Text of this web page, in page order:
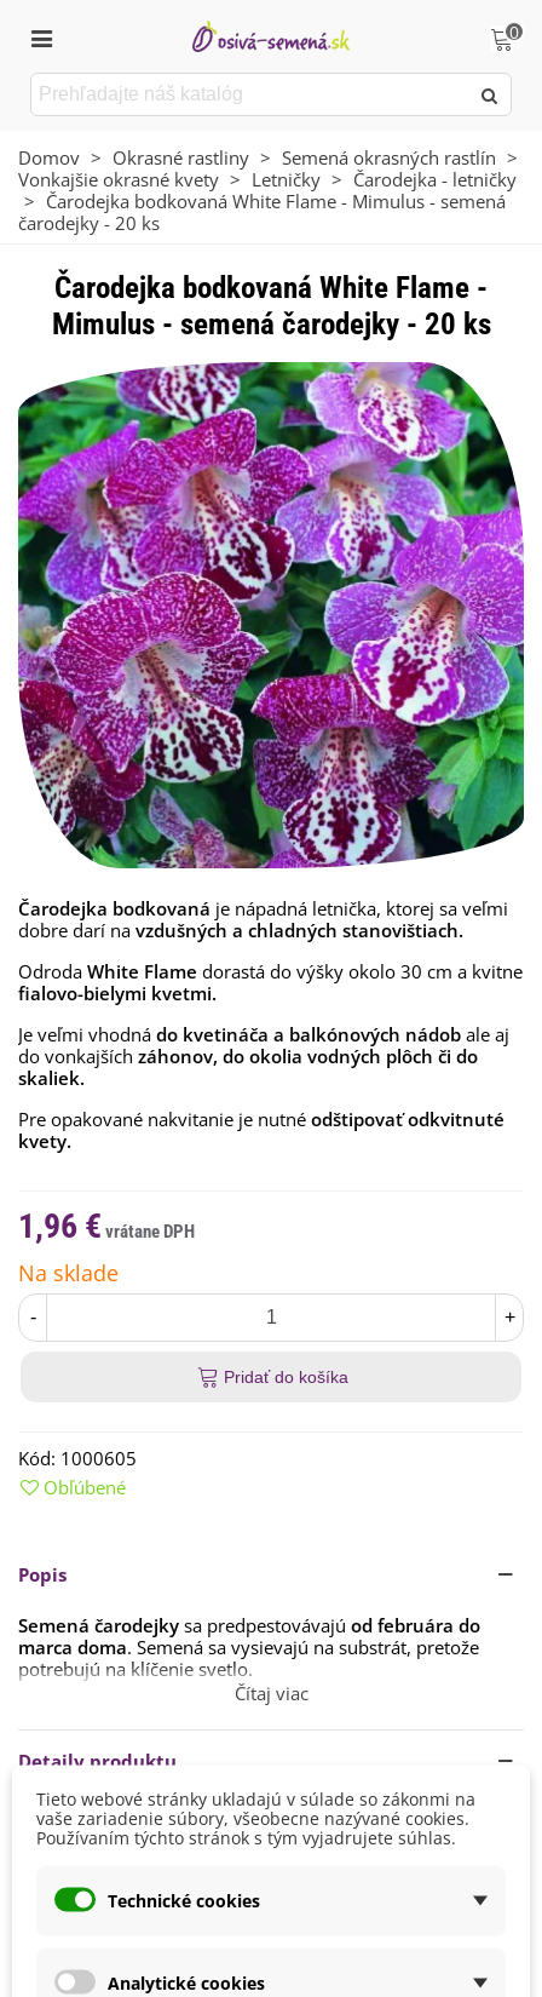
0
Domov > Okrasné rastliny > Semená okrasných rastlín >
Vonkajšie okrasné kvety > Letničky > Čarodejka - letničky
> Čarodejka bodkovaná White Flame - Mimulus - semená
čarodejky - 20 ks
Čarodejka bodkovaná White Flame -
Mimulus - semená čarodejky - 20 ks
Čarodejka bodkovaná je nápadná letnička, ktorej sa veľmi
dobre darí na vzdušných a chladných stanovištiach.
Odroda White Flame dorastá do výšky okolo 30 cm a kvitne
fialovo-bielymi kvetmi.
Je veľmi vhodná do kvetináča a balkónových nádob ale aj
do vonkajších záhonov, do okolia vodných plôch či do
skaliek.
Pre opakované nakvitanie je nutné odštipovať odkvitnuté
kvety.
1,96 €
Na sklade
- +
Pridať do košíka
Kód: 1000605
Obľúbené
Popis
Semená čarodejky sa predpestovávajú od februára do
marca doma. Semená sa vysievajú na substrát, pretože
potrebujú na klíčenie svetlo.
2 týždne pri teplote aspoň 12 °C.
Sadenice sa v máji vysádzajú na
prípadne aj slnečné
Čarodejkám vyhovujepriepustný kyslý substrát. Buď zvoľte
substrát pre okrasné rastliny, alebo zmiešajtezeminu,
Čítaj viac
Detaily produktu
Výška
20 - 40 cm
Stanovisko
Tieto webové stránky ukladajú v súlade so zákonmi na
vaše zariadenie súbory, všeobecne nazývané cookies.
Používaním týchto stránok s tým vyjadrujete súhlas.
Technické cookies
Analytické cookies